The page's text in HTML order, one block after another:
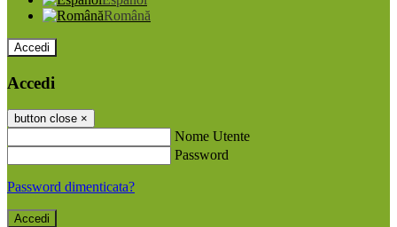
Română
Accedi
Accedi
button close ×
Nome Utente
Password
Password dimenticata?